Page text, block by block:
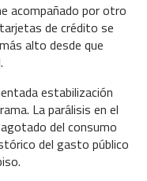
acompañado por otro
de crédito se
alto desde que
estabilización
La parálisis en el
del consumo
del gasto público